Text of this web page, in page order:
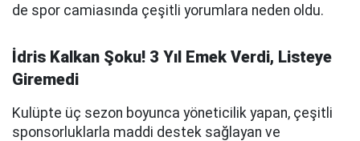
de spor camiasında çeşitli yorumlara neden oldu.
İdris Kalkan Şoku! 3 Yıl Emek Verdi, Listeye
Giremedi
Kulüpte üç sezon boyunca yöneticilik yapan, çeşitli
sponsorluklarla maddi destek sağlayan ve